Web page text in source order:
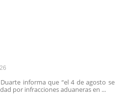
informa que “el 4 de agosto se
por infracciones aduaneras en ...